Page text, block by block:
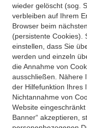
wieder gelöscht (sog.
verbleiben auf Ihrem
Browser beim
(persistente Cookies).
einstellen, dass Sie
werden und einzeln
die Annahme von
ausschließen. Nähere
der Hilfefunktion Ihres
Nichtannahme von
Website
Banner“ akzeptieren,